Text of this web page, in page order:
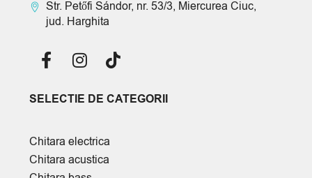
Str. Petőfi Sándor, nr. 53/3, Miercurea Ciuc,
jud. Harghita
SELECTIE DE CATEGORII
Chitara electrica
Chitara acustica